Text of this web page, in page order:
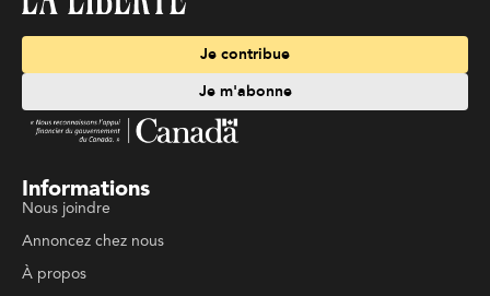
Je contribue
Je m'abonne
Informations
Nous joindre
Annoncez chez nous
À propos